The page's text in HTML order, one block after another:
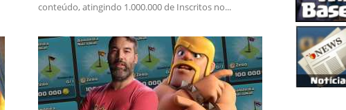
conteúdo, atingindo 1.000.000 de Inscritos no...